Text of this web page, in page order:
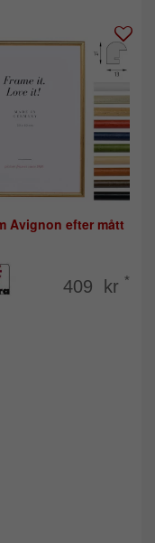
Avignon efter mått
409 kr *